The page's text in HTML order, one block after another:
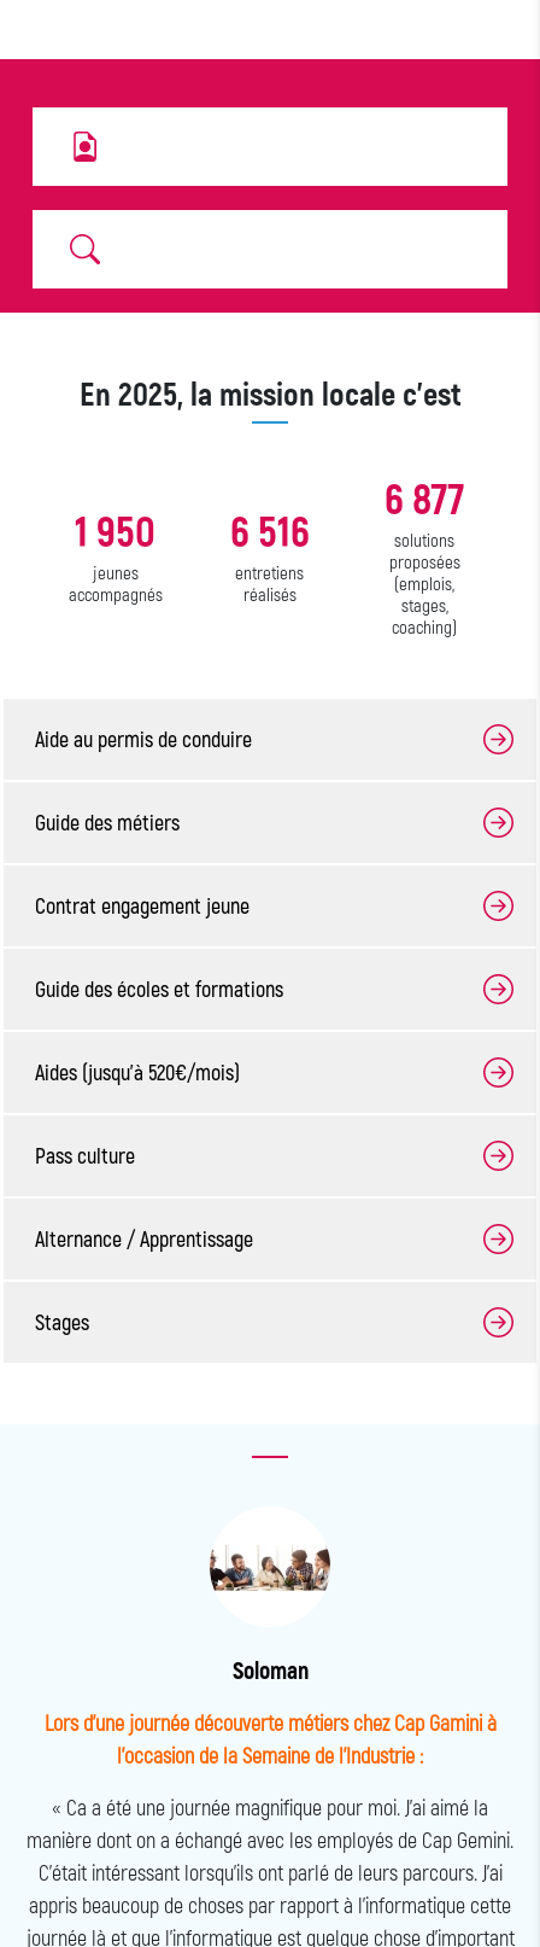
En 2025, la mission locale c’est
1 950
jeunes
accompagnés
6 516
entretiens
réalisés
6 877
solutions
proposées
(emplois,
stages,
coaching)
Aide au permis de conduire
Guide des métiers
Contrat engagement jeune
Guide des écoles et formations
Aides (jusqu’à 520€/mois)
Pass culture
Alternance / Apprentissage
Stages
Soloman
Lors d'une journée découverte métiers chez Cap Gamini à
l'occasion de la Semaine de l'Industrie :
« Ca a été une journée magnifique pour moi. J’ai aimé la
manière dont on a échangé avec les employés de Cap Gemini.
C'était intéressant lorsqu'ils ont parlé de leurs parcours. J’ai
appris beaucoup de choses par rapport à l’informatique cette
journée là et que l’informatique est quelque chose d'important